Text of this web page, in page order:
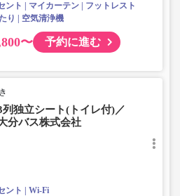
ント マイカーテン
フットレスト
り 空気清浄機
〜 予約に進む
列独立シート(トイレ付)／
分バス株式会社
ント Wi-Fi